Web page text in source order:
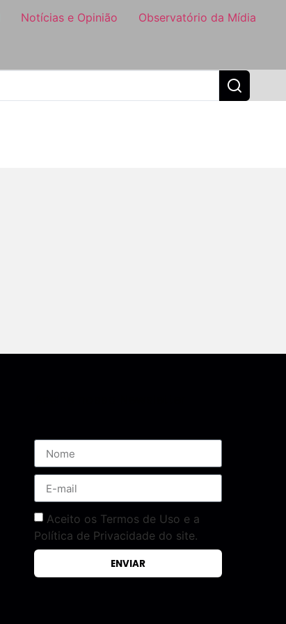
Notícias e Opinião Observatório da Mídia
Aceito os Termos de Uso e a
Política de Privacidade do site.
ENVIAR